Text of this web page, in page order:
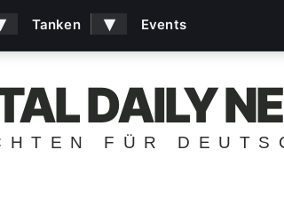
DAILY
FÜR
Tanken ▾ Events